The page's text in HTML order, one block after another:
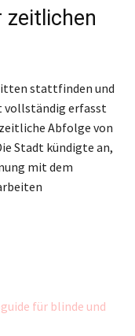
zeitlichen
stattfinden und
vollständig erfasst
Abfolge von
Stadt kündigte an,
mit dem
für blinde und